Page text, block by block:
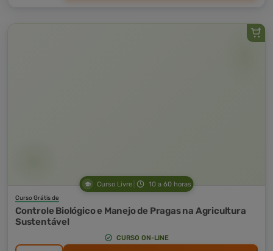
Curso Livre 10 a 60 horas
Curso Grátis de
Controle Biológico e Manejo de Pragas na Agricultura
Sustentável
CURSO ON-LINE